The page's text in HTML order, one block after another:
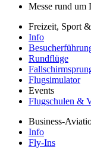
Messe rund
Freizeit, Sport
Info
Rundflüge
Flugsimulator
Events
Flugschulen &
Business-
Info
Fly-Ins